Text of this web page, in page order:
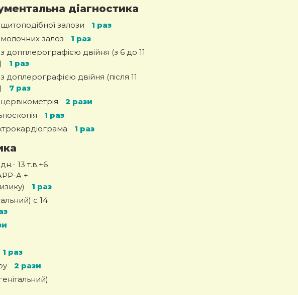
діагностика
залози
1 раз
залоз
1 раз
допплерографією двійня (з 6 до 11
1 раз
доплерографією двійня (після 11
7 раз
2 рази
1 раз
1 раз
13 т.в.+6
A +
1 раз
с 14
1 раз
2 рази